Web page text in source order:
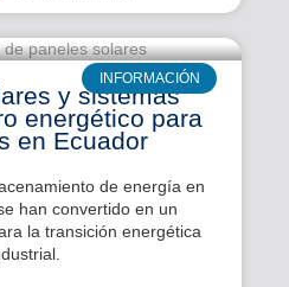
INFORMACIÓN
y sistemas
energético para
en Ecuador
de energía en
han convertido en un
la transición energética